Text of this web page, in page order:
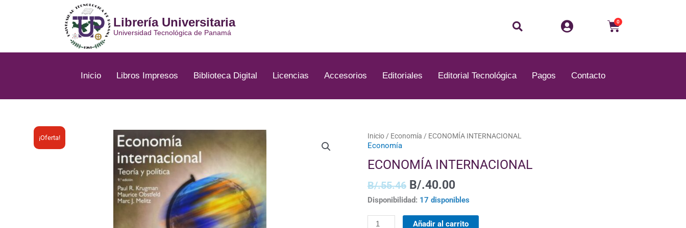
Librería Universitaria
Universidad Tecnológica de Panamá Buscar 0
Carrito
Inicio Libros Impresos Biblioteca Digital Licencias Accesorios Editoriales Editorial Tecnológica Pagos Contacto
¡Oferta! Inicio / Economía / ECONOMÍA INTERNACIONAL
Economía
ECONOMÍA INTERNACIONAL
B/.55.46
El
original
era:
B/.55.46.
B/.40.00
El
actual
es:
Disponibilidad: 17 disponibles
ECONOMÍA
INTERNACIONAL
cantidad
Añadir al carrito